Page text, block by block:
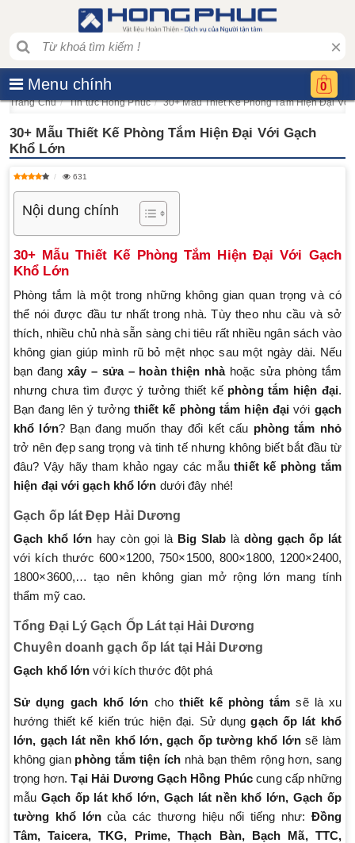
×
Menu chính 0
Trang Chủ Tin tức Hồng Phúc ​30+ Mẫu Thiết Kế Phòng Tắm Hiện Đại
​30+ Mẫu Thiết Kế Phòng Tắm Hiện Đại Với Gạch
Khổ Lớn
631
Nội dung chính
30+ Mẫu Thiết Kế Phòng Tắm Hiện Đại Với Gạch
Khổ Lớn
Phòng tắm là một trong những không gian quan trọng và có
thể nói được đầu tư nhất trong nhà. Tùy theo nhu cầu và sở
thích, nhiều chủ nhà sẵn sàng chi tiêu rất nhiều ngân sách vào
không gian giúp mình rũ bỏ mệt nhọc sau một ngày dài. Nếu
bạn đang xây – sửa – hoàn thiện nhàhoặc sửa phòng tắm
nhưng chưa tìm được ý tưởng thiết kế phòng tắm hiện đại.
Bạn đang lên ý tưởng thiết kế phòng tắm hiện đạivới gạch
khổ lớn? Bạn đang muốn thay đổi kết cấu phòng tắm nhỏ
trở nên đẹp sang trọng và tinh tế nhưng không biết bắt đầu từ
đâu? Vậy hãy tham khảo ngay các mẫuthiết kế phòng tắm
hiện đại với gạch khổ lớn dưới đây nhé!
Gạch ốp lát Đẹp Hải Dương
Gạch khổ lớn hay còn gọi là Big Slab là dòng gạch ốp lát
với kích thước 600×1200, 750×1500, 800×1800, 1200×2400,
1800×3600,… tạo nên không gian mở rộng lớn mang tính
thẩm mỹ cao.
Tổng Đại Lý Gạch Ốp Lát tại Hải Dương
Chuyên doanh gạch ốp lát tại Hải Dương
Gạch khổ lớnvới kích thước đột phá
Sử dụng gach khổ lớn cho thiết kế phòng tắm sẽ là xu
hướng thiết kế kiến trúc hiện đại. Sử dụnggạch ốp lát khổ
lớn, gạch lát nền khổ lớn, gạch ốp tường khổ lớnsẽ làm
không gian phòng tắm tiện ích nhà bạn thêm rộng hơn, sang
trọng hơn.Tại Hải Dương Gạch Hồng Phúc cung cấp những
mẫu Gạch ốp lát khổ lớn, Gạch lát nền khổ lớn, Gạch ốp
tường khổ lớncủa các thương hiệu nổi tiếng như: Đồng
Tâm, Taicera, TKG, Prime, Thạch Bàn, Bạch Mã, TTC,